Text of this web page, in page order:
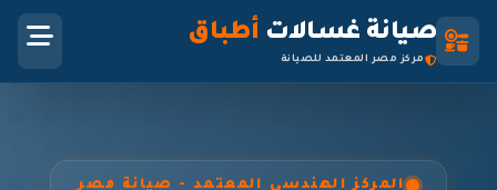
صيانة غسالات أطباق
مركز مصر المعتمد للصيانة
المركز الهندسي المعتمد - صيانة مصر